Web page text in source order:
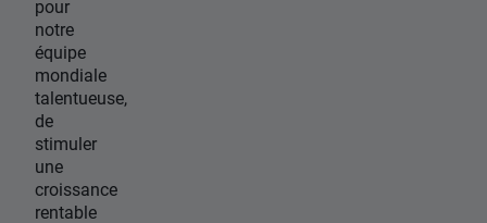
pour
notre
équipe
mondiale
talentueuse,
de
stimuler
une
croissance
rentable